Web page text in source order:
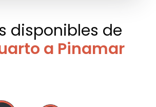
disponibles de
a Pinamar